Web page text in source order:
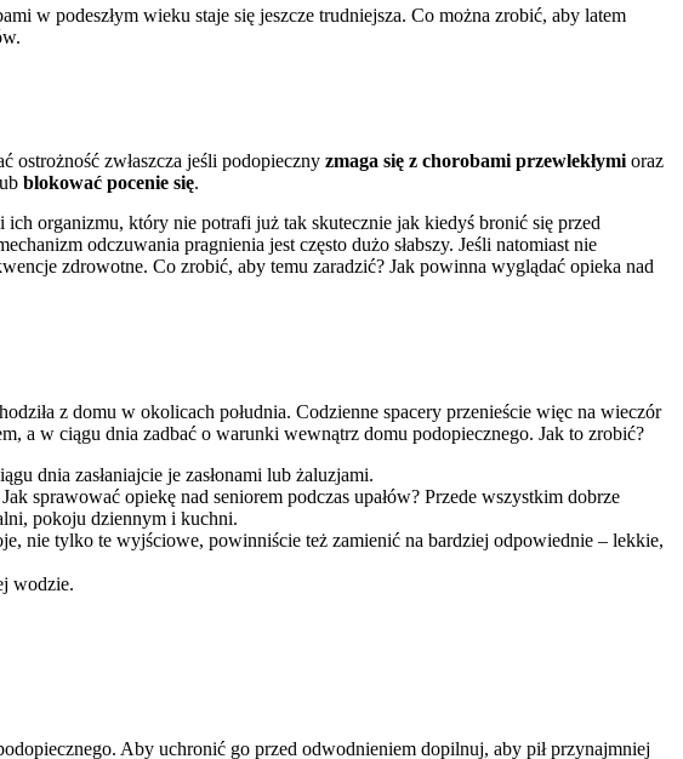
w podeszłym wieku staje się jeszcze trudniejsza. Co można zrobić, aby latem
ostrożność zwłaszcza jeśli podopieczny zmaga się z chorobami przewlekłymi oraz
blokować pocenie się.
organizmu, który nie potrafi już tak skutecznie jak kiedyś bronić się przed
odczuwania pragnienia jest często dużo słabszy. Jeśli natomiast nie
zdrowotne. Co zrobić, aby temu zaradzić? Jak powinna wyglądać opieka nad
z domu w okolicach południa. Codzienne spacery przenieście więc na wieczór
a w ciągu dnia zadbać o warunki wewnątrz domu podopiecznego. Jak to zrobić?
dnia zasłaniajcie je zasłonami lub żaluzjami.
sprawować opiekę nad seniorem podczas upałów? Przede wszystkim dobrze
pokoju dziennym i kuchni.
nie tylko te wyjściowe, powinniście też zamienić na bardziej odpowiednie – lekkie,
wodzie.
Aby uchronić go przed odwodnieniem dopilnuj, aby pił przynajmniej